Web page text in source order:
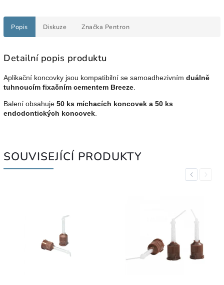
Popis Diskuze Značka Pentron
Detailní popis produktu
Aplikační koncovky jsou kompatibilní se samoadhezivním duálně
tuhnoucím fixačním cementem Breeze
Balení obsahuje 50 ks míchacích koncovek a 50 ks
endodontických koncovek
SOUVISEJÍCÍ PRODUKTY
PreviousNext